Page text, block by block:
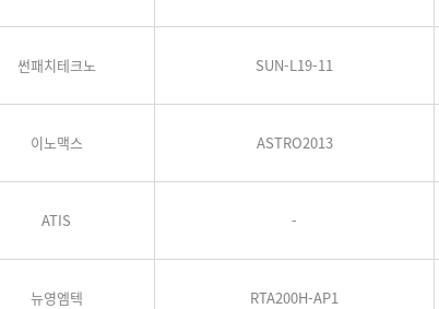
썬패치테크노 SUN-L19-11
이노맥스 ASTRO2013
ATIS -
뉴영엠텍 RTA200H-AP1